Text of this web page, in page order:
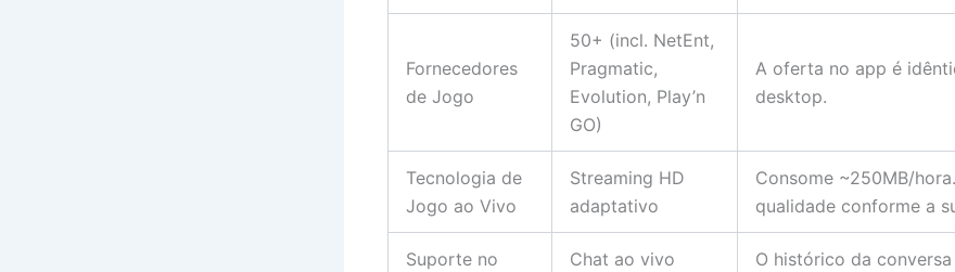
Fornecedores
de Jogo
50+ (incl. NetEnt,
Pragmatic,
Evolution, Play’n
GO)
A oferta no app é
desktop.
Tecnologia de
Jogo ao Vivo
Streaming HD
adaptativo
Consome ~250MB/
qualidade conforme a
Suporte no
Chat ao vivo
O histórico da